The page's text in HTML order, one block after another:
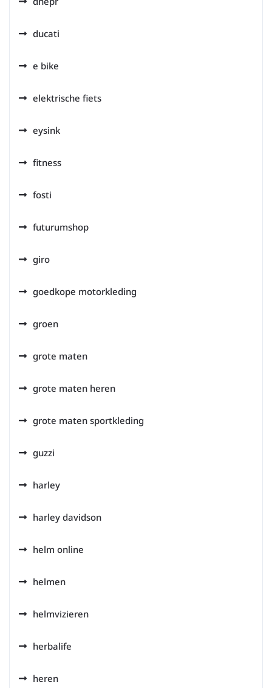
ducati
e bike
elektrische fiets
eysink
fitness
fosti
futurumshop
giro
goedkope motorkleding
groen
grote maten
grote maten heren
grote maten sportkleding
guzzi
harley
harley davidson
helm online
helmen
helmvizieren
herbalife
heren